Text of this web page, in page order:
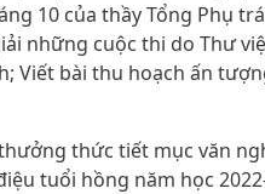
10 của thầy Tổng Phụ
những cuộc thi do Thư
Viết bài thu hoạch ấn
thức tiết mục văn
tuổi hồng năm học